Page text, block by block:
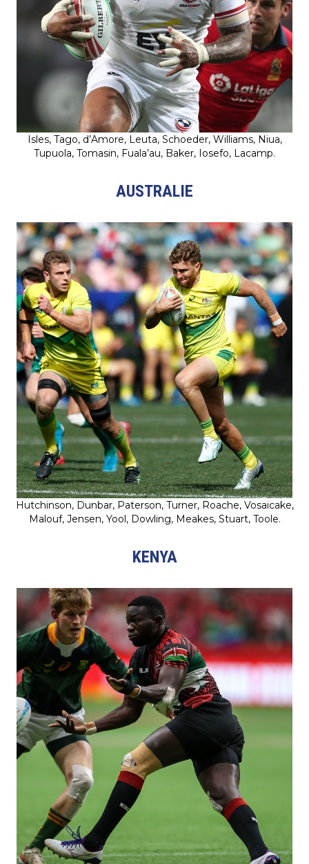
Isles, Tago, d’Amore, Leuta, Schoeder, Williams, Niua,
Tupuola, Tomasin, Fuala’au, Baker, Iosefo, Lacamp.
AUSTRALIE
Hutchinson, Dunbar, Paterson, Turner, Roache, Vosaicake,
Malouf, Jensen, Yool, Dowling, Meakes, Stuart, Toole.
KENYA